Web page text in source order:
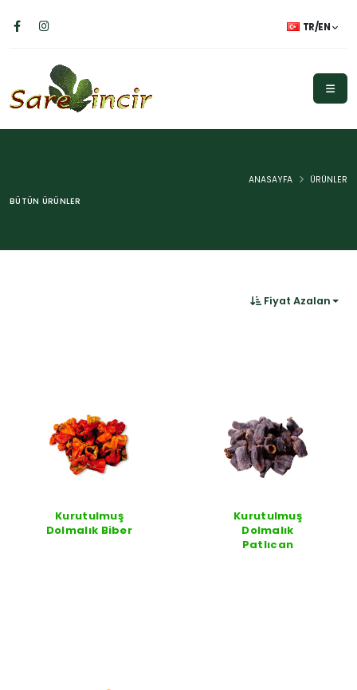
TR/EN
BÜTÜN ÜRÜNLER
ANASAYFA ÜRÜNLER
Fiyat Azalan
Kurutulmuş
Dolmalık Biber
Kurutulmuş
Dolmalık
Patlıcan